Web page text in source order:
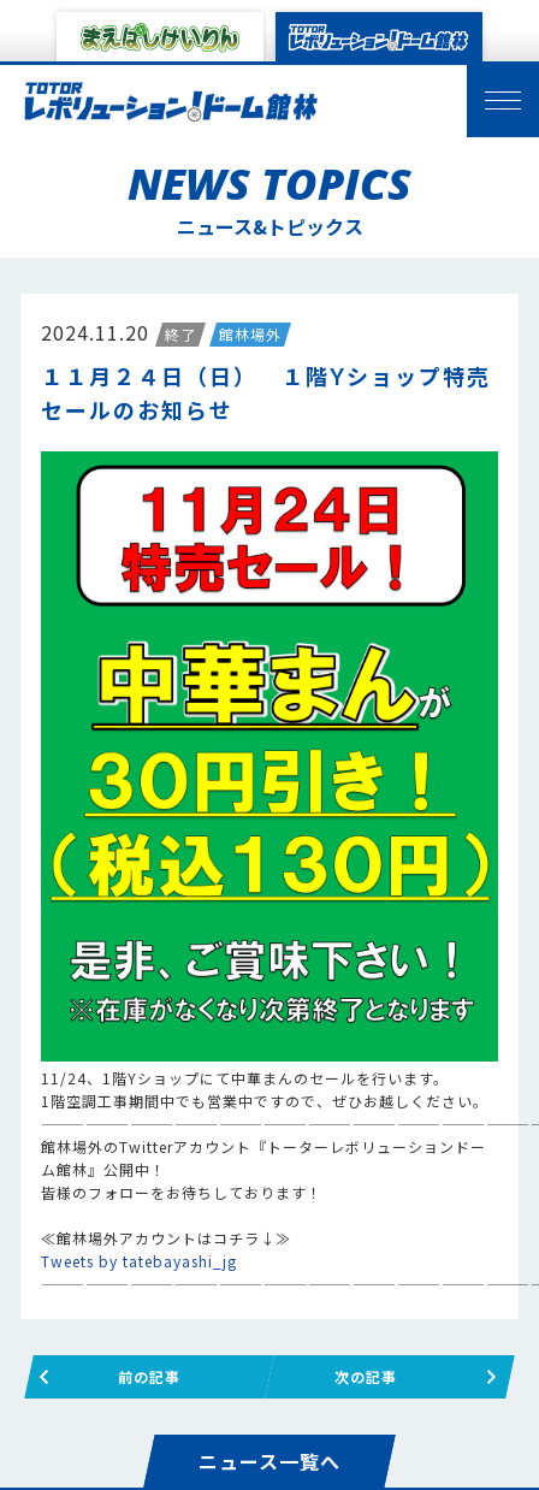
NEWS TOPICS
ニュース&トピックス
2024.11.20 終了 館林場外
１１月２４日（日） １階Yショップ特売
セールのお知らせ
11/24、1階Yショップにて中華まんのセールを行います。
1階空調工事期間中でも営業中ですので、ぜひお越しください。
館林場外のTwitterアカウント『トーターレボリューションドー
ム館林』公開中！
皆様のフォローをお待ちしております！
≪館林場外アカウントはコチラ↓≫
Tweets by tatebayashi_jg
前の記事 次の記事
ニュース一覧へ